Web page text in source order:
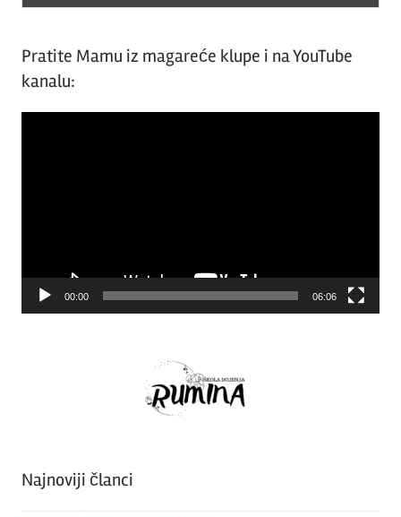
Pratite Mamu iz magareće klupe i na YouTube
kanalu:
00:00 06:06
Najnoviji članci